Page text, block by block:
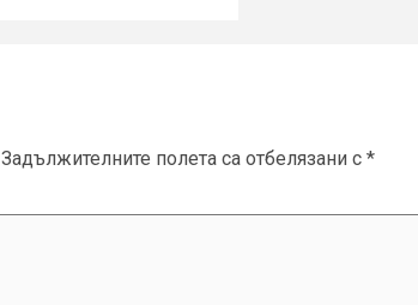
Задължителните полета са отбелязани с *